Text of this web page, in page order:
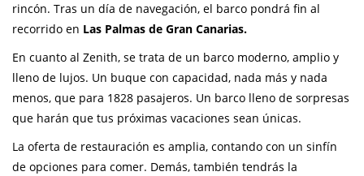
rincón. Tras un día de navegación, el barco pondrá fin al
recorrido en Las Palmas de Gran Canarias.
En cuanto al Zenith, se trata de un barco moderno, amplio y
lleno de lujos. Un buque con capacidad, nada más y nada
menos, que para 1828 pasajeros. Un barco lleno de sorpresas
que harán que tus próximas vacaciones sean únicas.
La oferta de restauración es amplia, contando con un sinfín
de opciones para comer. Demás, también tendrás la